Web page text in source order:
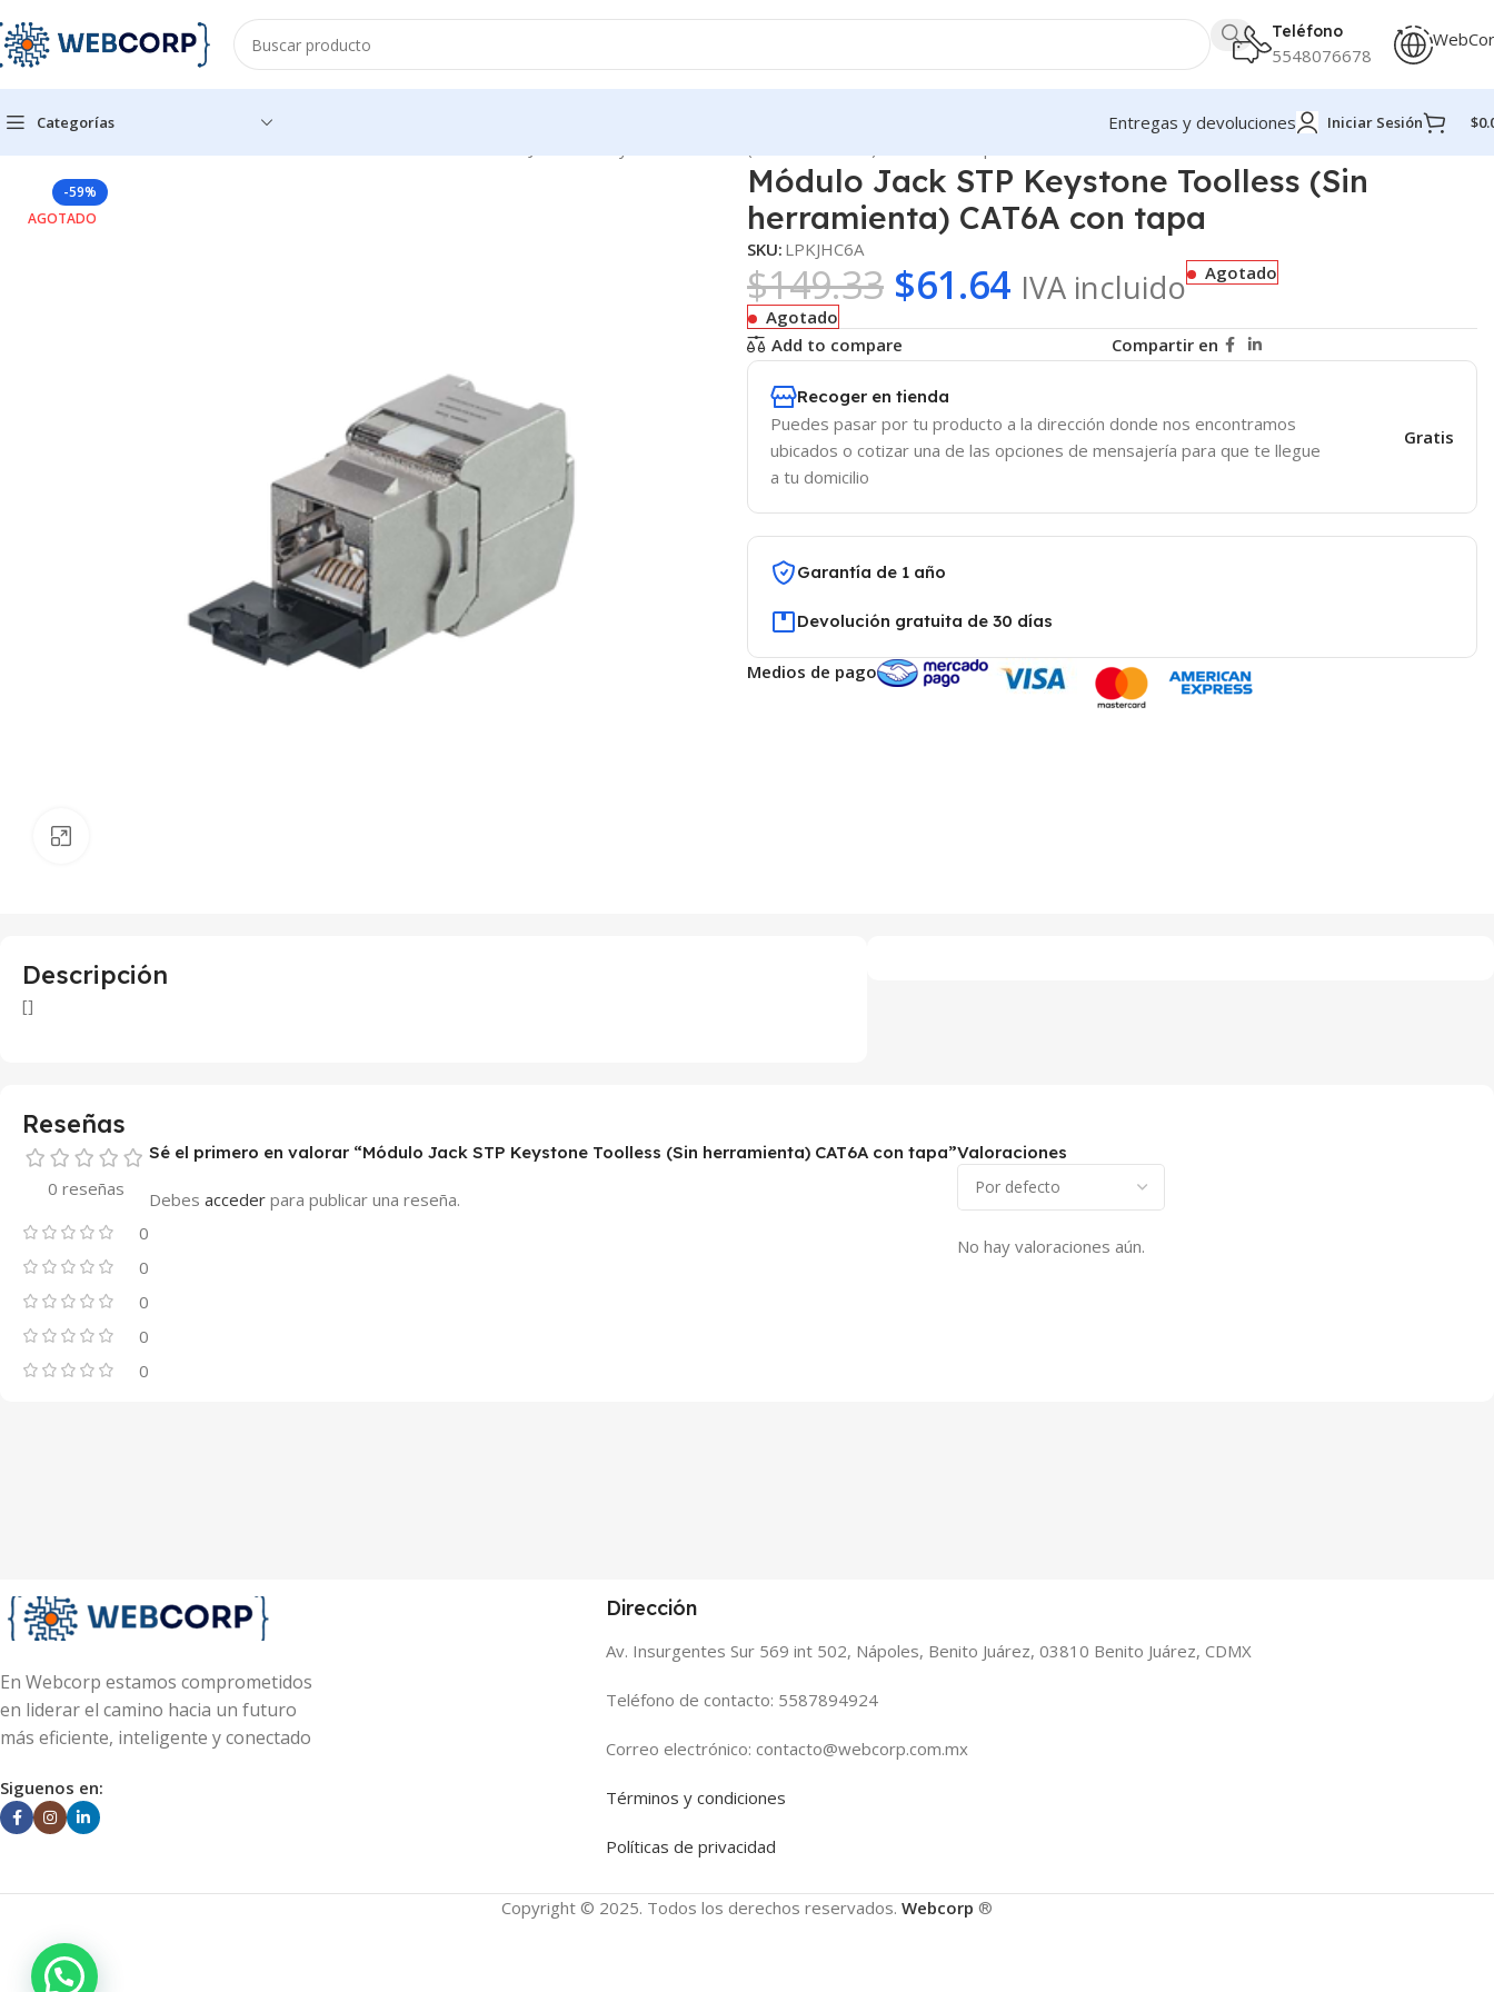
Teléfono
5548076678
Categorías Entregas y devoluciones Iniciar Sesión $
-59%
AGOTADO
Módulo Jack STP Keystone Toolless (Sin
herramienta) CAT6A con tapa
SKU: LPKJHC6A
$149.33 $61.64 IVA incluido
Agotado
Agotado
Add to compare
Compartir en
Recoger en tienda
Puedes pasar por tu producto a la dirección donde nos encontramos
ubicados o cotizar una de las opciones de mensajería para que te llegue
a tu domicilio
Gratis
Garantía de 1 año
Devolución gratuita de 30 días
Medios de pago
Descripción
[]
Reseñas
0 reseñas
0
0
0
0
0
Valoraciones
No hay valoraciones aún.
Sé el primero en valorar “Módulo Jack STP Keystone Toolless (Sin herramienta) CAT6A con tapa”
Debes acceder para publicar una reseña.
En Webcorp estamos comprometidos
en liderar el camino hacia un futuro
más eficiente, inteligente y conectado
Siguenos en:
Dirección
Av. Insurgentes Sur 569 int 502, Nápoles, Benito Juárez, 03810 Benito Juárez, CDMX
Teléfono de contacto: 5587894924
Correo electrónico: contacto@webcorp.com.mx
Términos y condiciones
Políticas de privacidad
Copyright © 2025. Todos los derechos reservados. Webcorp ®